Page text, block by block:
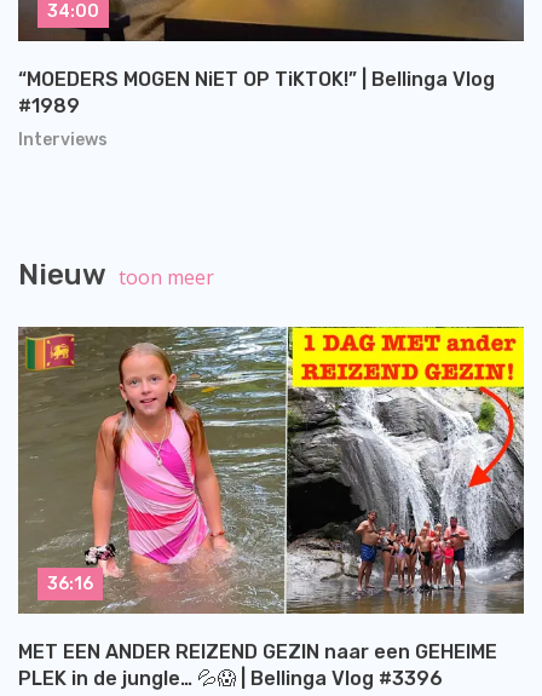
Interviews
“MOEDERS MOGEN NiET OP TiKTOK!” | Bellinga Vlog
#1989
34:00
Nieuw toon meer
MET EEN ANDER REIZEND GEZIN naar een GEHEIME
PLEK in de jungle… 💦😱 | Bellinga Vlog #3396
36:16